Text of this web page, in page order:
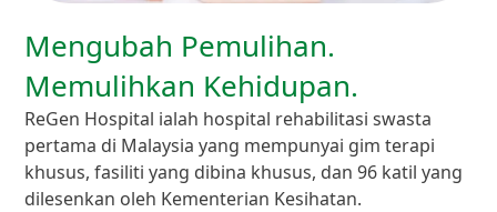
Mengubah Pemulihan.
Memulihkan Kehidupan.
ReGen Hospital ialah hospital rehabilitasi swasta
pertama di Malaysia yang mempunyai gim terapi
khusus, fasiliti yang dibina khusus, dan 96 katil yang
dilesenkan oleh Kementerian Kesihatan.